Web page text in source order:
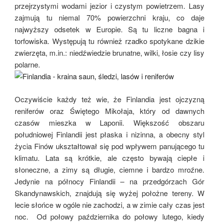
przejrzystymi wodami jezior i czystym powietrzem. Lasy
zajmują tu niemal 70% powierzchni kraju, co daje
najwyższy odsetek w Europie. Są tu liczne bagna i
torfowiska. Występują tu również rzadko spotykane dzikie
zwierzęta, m.in.: niedźwiedzie brunatne, wilki, łosie czy lisy
polarne.
Oczywiście każdy też wie, że Finlandia jest ojczyzną
reniferów oraz Świętego Mikołaja, który od dawnych
czasów mieszka w Laponii. Większość obszaru
południowej Finlandii jest płaska i nizinna, a obecny styl
życia Finów ukształtował się pod wpływem panującego tu
klimatu. Lata są krótkie, ale często bywają ciepłe i
słoneczne, a zimy są długie, ciemne i bardzo mroźne.
Jedynie na północy Finlandii – na przedgórzach Gór
Skandynawskich, znajdują się wyżej położne tereny. W
lecie słońce w ogóle nie zachodzi, a w zimie cały czas jest
noc. Od połowy października do połowy lutego, kiedy